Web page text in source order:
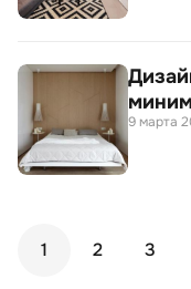
9 марта
1 2 3